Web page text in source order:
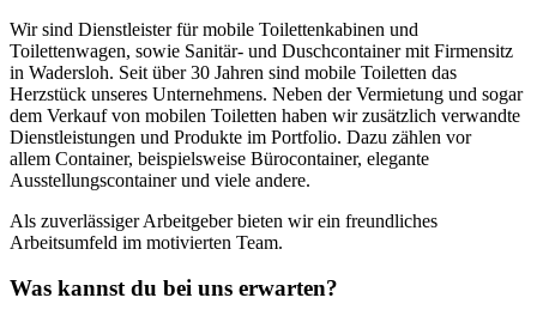
Wir sind Dienstleister für mobile Toilettenkabinen und
Toilettenwagen, sowie Sanitär- und Duschcontainer mit Firmensitz
in Wadersloh. Seit über 30 Jahren sind mobile Toiletten das
Herzstück unseres Unternehmens. Neben der Vermietung und sogar
dem Verkauf von mobilen Toiletten haben wir zusätzlich verwandte
Dienstleistungen und Produkte im Portfolio. Dazu zählen vor
allem Container, beispielsweise Bürocontainer, elegante
Ausstellungscontainer und viele andere.
Als zuverlässiger Arbeitgeber bieten wir ein freundliches
Arbeitsumfeld im motivierten Team.
Was kannst du bei uns erwarten?